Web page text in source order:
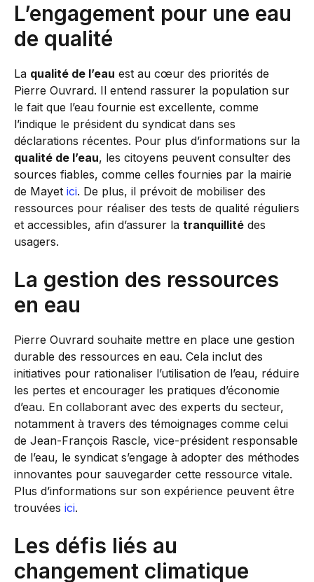
L’engagement pour une eau
de qualité
La qualité de l’eau est au cœur des priorités de
Pierre Ouvrard. Il entend rassurer la population sur
le fait que l’eau fournie est excellente, comme
l’indique le président du syndicat dans ses
déclarations récentes. Pour plus d’informations sur la
qualité de l’eau, les citoyens peuvent consulter des
sources fiables, comme celles fournies par la mairie
de Mayet ici. De plus, il prévoit de mobiliser des
ressources pour réaliser des tests de qualité réguliers
et accessibles, afin d’assurer la tranquillité des
usagers.
La gestion des ressources
en eau
Pierre Ouvrard souhaite mettre en place une gestion
durable des ressources en eau. Cela inclut des
initiatives pour rationaliser l’utilisation de l’eau, réduire
les pertes et encourager les pratiques d’économie
d’eau. En collaborant avec des experts du secteur,
notamment à travers des témoignages comme celui
de Jean-François Rascle, vice-président responsable
de l’eau, le syndicat s’engage à adopter des méthodes
innovantes pour sauvegarder cette ressource vitale.
Plus d’informations sur son expérience peuvent être
trouvées ici.
Les défis liés au
changement climatique